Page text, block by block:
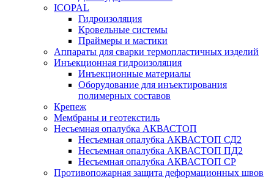
ICOPAL
Гидроизоляция
Кровельные системы
Праймеры и мастики
Аппараты для сварки термопластичных изделий
Инъекционная гидроизоляция
Инъекционные материалы
Оборудование для инъектирования
полимерных составов
Крепеж
Мембраны и геотекстиль
Несъемная опалубка АКВАСТОП
Несъемная опалубка АКВАСТОП СД2
Несъемная опалубка АКВАСТОП ПД2
Несъемная опалубка АКВАСТОП СР
Противопожарная защита деформационных швов